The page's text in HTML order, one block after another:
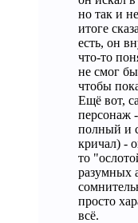
но так и
итоге
есть, он
что-то
не смог бы
чтобы
Ещё вот,
персонаж
полный и
кричал) -
то
разумных
просто
всё.